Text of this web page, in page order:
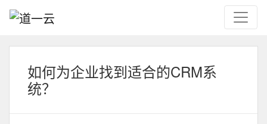
如何为企业找到适合的CRM系
统？